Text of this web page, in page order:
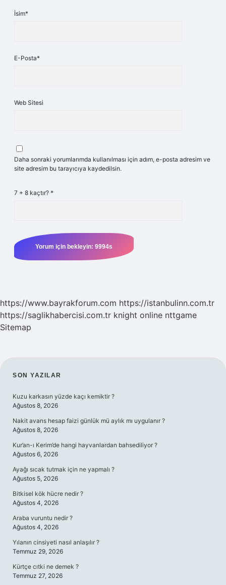
İsim*
E-Posta*
Web Sitesi
Daha sonraki yorumlarımda kullanılması için adım, e-posta adresim ve
site adresim bu tarayıcıya kaydedilsin.
7 + 8 kaçtır? *
https://www.bayrakforum.com https://istanbulinn.com.tr
https://saglikhabercisi.com.tr knight online nttgame
Sitemap
SIDEBAR
SON YAZILAR
Kuzu karkasın yüzde kaçı kemiktir ?
Ağustos 8, 2026
Nakit avans hesap faizi günlük mü aylık mı uygulanır ?
Ağustos 8, 2026
Kur’an-ı Kerim’de hangi hayvanlardan bahsediliyor ?
Ağustos 6, 2026
Ayağı sıcak tutmak için ne yapmalı ?
Ağustos 5, 2026
Bitkisel kök hücre nedir ?
Ağustos 4, 2026
Araba vuruntu nedir ?
Ağustos 4, 2026
Yılanın cinsiyeti nasıl anlaşılır ?
Temmuz 29, 2026
Kürtçe cıtki ne demek ?
Temmuz 27, 2026